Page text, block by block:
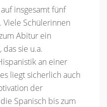
insgesamt fünf
Viele Schülerinnen
Abitur ein
sie u.a.
an einer
liegt sicherlich auch
der
Spanisch bis zum